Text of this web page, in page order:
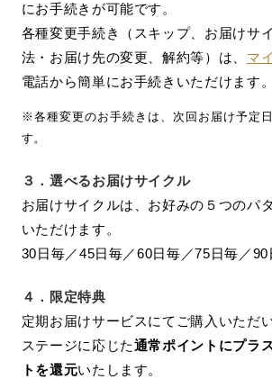
にお手続きが可能です。
各種変更手続き（スキップ、お届けサ
法・お届け先の変更、解約等）は、 マ
電話から簡単にお手続きいただけます。
※各種変更のお手続きは、次回お届け予定
す。
３．選べるお届けサイクル
お届けサイクルは、お好みの５つのパ
いただけます。
30日毎／45日毎／60日毎／75日毎／90
４． 限定特典
定期お届けサービスにてご購入いただ
ステージに応じた通常ポイントにプラ
トを還元いたします。